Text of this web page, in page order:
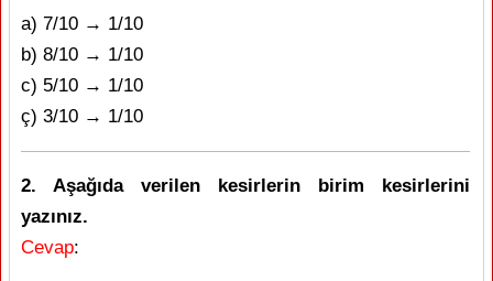
a) 7/10 → 1/10
b) 8/10 → 1/10
c) 5/10 → 1/10
ç) 3/10 → 1/10
2. Aşağıda verilen kesirlerin birim kesirlerini
yazınız.
Cevap: